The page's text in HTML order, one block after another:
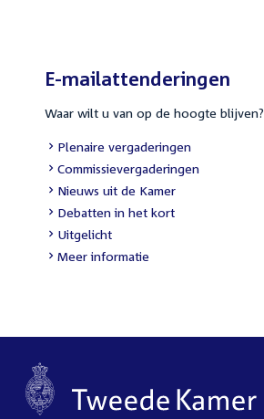
E-mailattenderingen
Waar wilt u van op de hoogte blijven?
External
link:
Plenaire vergaderingen
External
link:
Commissievergaderingen
External
link:
Nieuws uit de Kamer
External
link:
Debatten in het kort
External
link:
Uitgelicht
Meer informatie